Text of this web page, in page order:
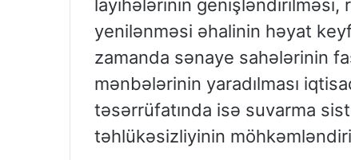
layihələrinin genişləndirilməsi,
yenilənməsi əhalinin həyat
zamanda sənaye sahələrinin
mənbələrinin yaradılması
təsərrüfatında isə suvarma
təhlükəsizliyinin